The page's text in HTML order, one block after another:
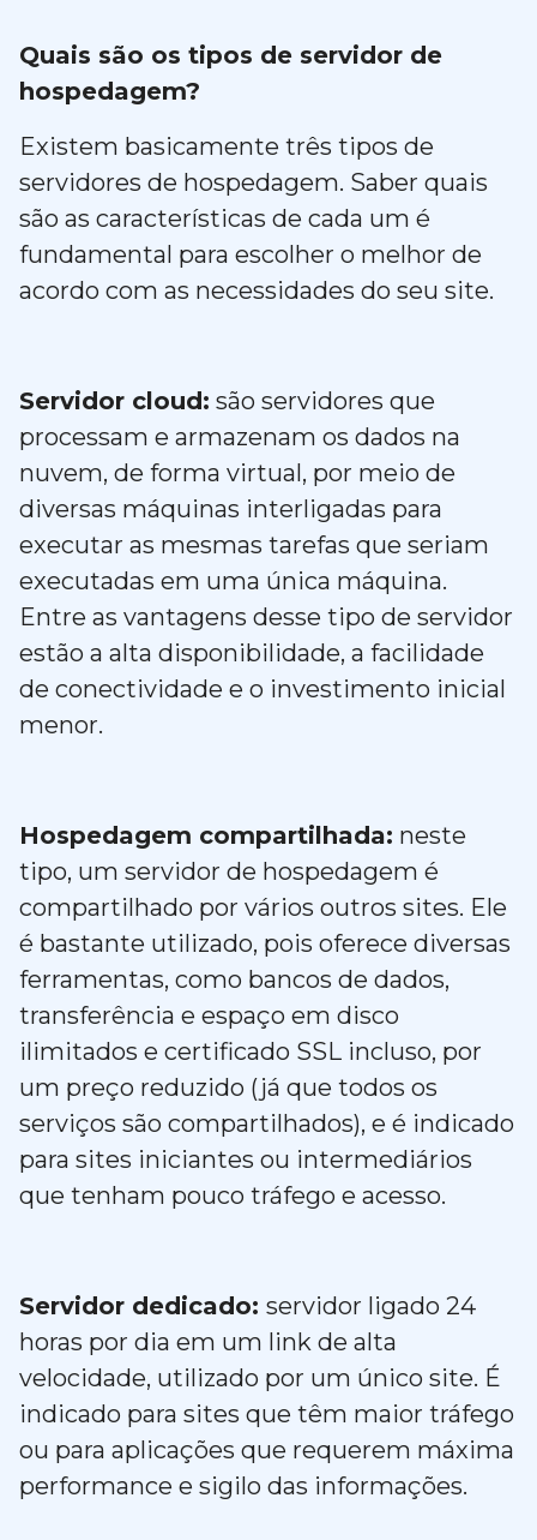
Quais são os tipos de servidor de
hospedagem?
Existem basicamente três tipos de
servidores de hospedagem. Saber quais
são as características de cada um é
fundamental para escolher o melhor de
acordo com as necessidades do seu site.
Servidor cloud: são servidores que
processam e armazenam os dados na
nuvem, de forma virtual, por meio de
diversas máquinas interligadas para
executar as mesmas tarefas que seriam
executadas em uma única máquina.
Entre as vantagens desse tipo de servidor
estão a alta disponibilidade, a facilidade
de conectividade e o investimento inicial
menor.
Hospedagem compartilhada: neste
tipo, um servidor de hospedagem é
compartilhado por vários outros sites. Ele
é bastante utilizado, pois oferece diversas
ferramentas, como bancos de dados,
transferência e espaço em disco
ilimitados e certificado SSL incluso, por
um preço reduzido (já que todos os
serviços são compartilhados), e é indicado
para sites iniciantes ou intermediários
que tenham pouco tráfego e acesso.
Servidor dedicado: servidor ligado 24
horas por dia em um link de alta
velocidade, utilizado por um único site. É
indicado para sites que têm maior tráfego
ou para aplicações que requerem máxima
performance e sigilo das informações.